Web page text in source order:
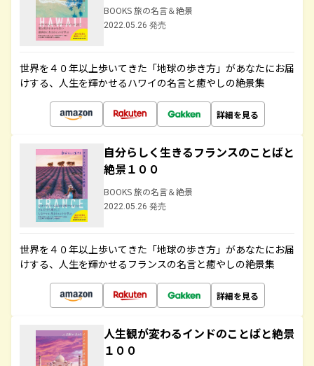
BOOKS 旅の名言＆絶景
2022.05.26 発売
世界を４０年以上歩いてきた「地球の歩き方」があなたにお届
けする、人生を輝かせるハワイの名言と癒やしの絶景集
詳細を見る
自分らしく生きるフランスのことばと
絶景１００
BOOKS 旅の名言＆絶景
2022.05.26 発売
世界を４０年以上歩いてきた「地球の歩き方」があなたにお届
けする、人生を輝かせるフランスの名言と癒やしの絶景集
詳細を見る
人生観が変わるインドのことばと絶景
１００